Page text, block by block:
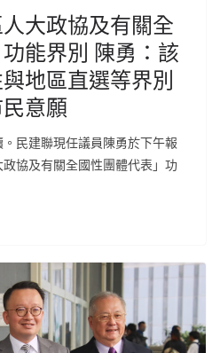
大政協及有關全
能界別 陳勇：該
地區直選等界別
意願
民建聯現任議員陳勇於下午報
協及有關全國性團體代表」功